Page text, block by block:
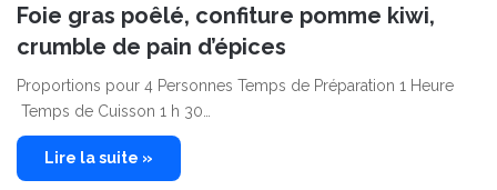
Foie gras poêlé, confiture pomme kiwi,
crumble de pain d’épices
Proportions pour 4 Personnes Temps de Préparation 1 Heure
Temps de Cuisson 1 h 30…
Lire la suite »